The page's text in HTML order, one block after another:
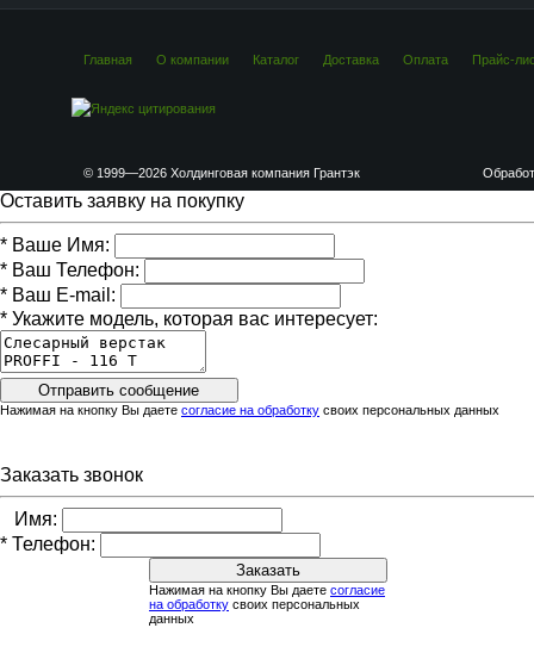
Главная О компании Каталог Доставка Оплата Прайс-
© 1999—2026 Холдинговая компания Грантэк
Оставить заявку на покупку
* Ваше Имя:
* Ваш Телефон:
* Ваш E-mail:
* Укажите модель, которая вас интересует:
Нажимая на кнопку Вы даете согласие на обработку своих персональных данных
Заказать звонок
Имя:
* Телефон:
Нажимая на кнопку Вы даете согласие
на обработку своих персональных
данных